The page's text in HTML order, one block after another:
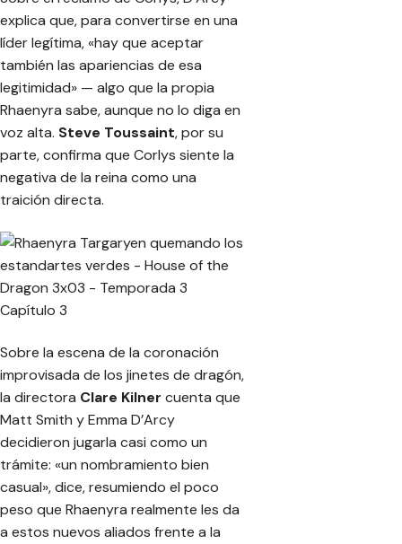
explica que, para convertirse en una
líder legítima, «hay que aceptar
también las apariencias de esa
legitimidad» — algo que la propia
Rhaenyra sabe, aunque no lo diga en
voz alta. Steve Toussaint, por su
parte, confirma que Corlys siente la
negativa de la reina como una
traición directa.
Sobre la escena de la coronación
improvisada de los jinetes de dragón,
la directora Clare Kilner cuenta que
Matt Smith y Emma D’Arcy
decidieron jugarla casi como un
trámite: «un nombramiento bien
casual», dice, resumiendo el poco
peso que Rhaenyra realmente les da
a estos nuevos aliados frente a la